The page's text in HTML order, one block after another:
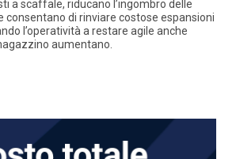
a scaffale, riducano l’ingombro delle
consentano di rinviare costose espansioni
l’operatività a restare agile anche
aumentano.